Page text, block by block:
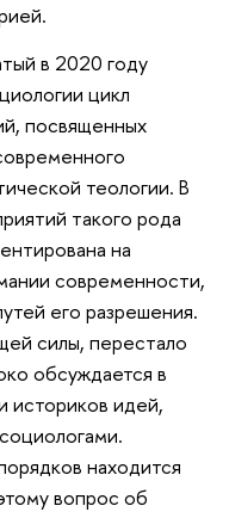
в 2020 году
цикл
посвященных
теологии. В
такого рода
на
современности,
его разрешения.
силы, перестало
обсуждается в
историков идей,
находится
вопрос об